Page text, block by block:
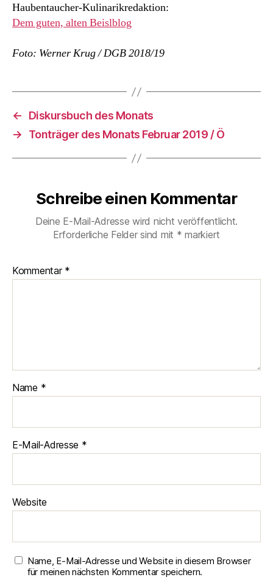
Haubentaucher-Kulinarikredaktion:
Dem guten, alten Beislblog
Foto: Werner Krug / DGB 2018/19
←
Diskursbuch des Monats
→
Tonträger des Monats Februar 2019 / Ö
Schreibe einen Kommentar
Deine E-Mail-Adresse wird nicht veröffentlicht.
Erforderliche Felder sind mit * markiert
Kommentar *
Name *
E-Mail-Adresse *
Website
Name, E-Mail-Adresse und Website in diesem Browser
für meinen nächsten Kommentar speichern.